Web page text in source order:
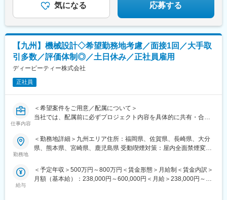
気になる 応募する
【九州】機械設計◇希望勤務地考慮／面接1回／大手取
引多数／評価体制◎／土日休み／正社員雇用
ディーピーティー株式会社
正社員
仕事内容
＜希望案件をご用意／配属について＞
当社では、配属前に必ずプロジェクト内容を具体的に共有・合意
エンジニア一人ひとりの経験・スキル・将来像に合った案件アサ
インを行っています。
配属後のミスマッチを防ぎ、腰を据えて技術に向き合える環境で
■ マッチング率80％
設計・評価・解析・生産技術など、担当工程・開発分野を重視し
勤務地
＜勤務地詳細＞九州エリア住所：福岡県、佐賀県、長崎県、大分
県、熊本県、宮崎県、鹿児島県 受動喫煙対策：屋内全面禁煙変更
給与
＜予定年収＞500万円～800万円＜賃金形態＞月給制＜賃金内訳＞
月額（基本給）：238,000円～600,000円＜月給＞238,000円～